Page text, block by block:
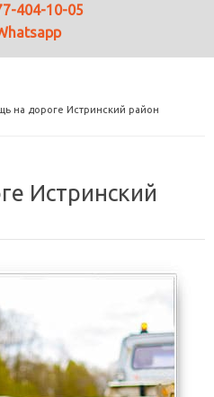
404-10-05
на дороге Истринский район
Истринский